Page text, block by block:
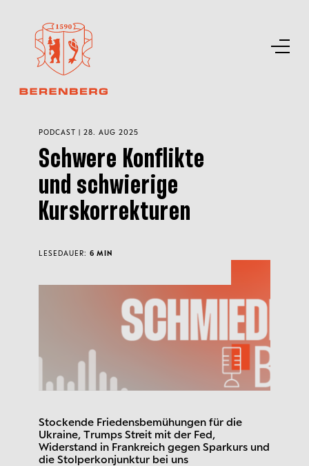
Stockende Friedensbemühungen für die
Ukraine, Trumps Streit mit der Fed,
Widerstand in Frankreich gegen Sparkurs und
die Stolperkonjunktur bei uns
PODCAST | 28. AUG 2025
Schwere Konflikte
und schwierige
Kurskorrekturen
LESEDAUER: 6 MIN